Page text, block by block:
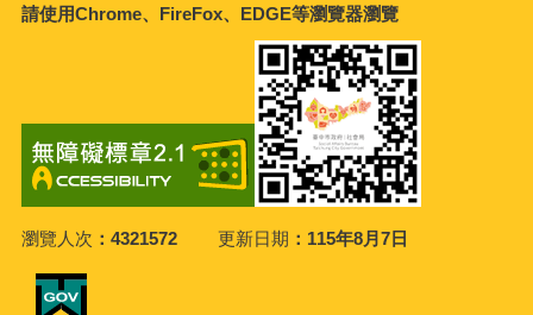
請使用Chrome、FireFox、EDGE等瀏覽器瀏覽
瀏覽人次 4321572 更新日期 115年8月7日